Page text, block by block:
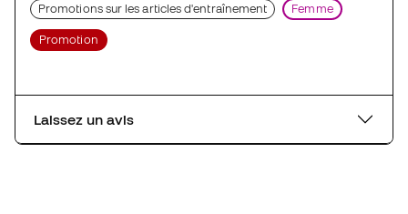
Promotions sur les articles d'entraînement Femme
Promotion
Laissez un avis